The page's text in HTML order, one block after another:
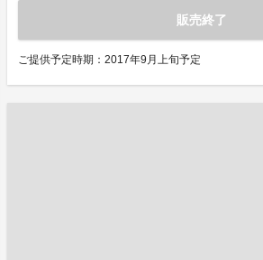
販売終了
ご提供予定時期：2017年9月上旬予定